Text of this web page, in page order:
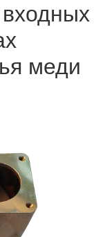
меди